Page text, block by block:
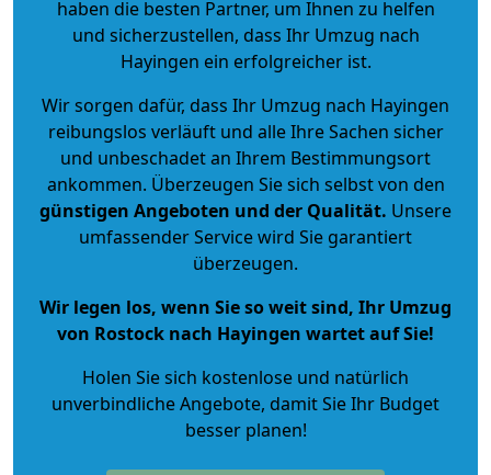
haben die besten Partner, um Ihnen zu helfen
und sicherzustellen, dass Ihr Umzug nach
Hayingen ein erfolgreicher ist.
Wir sorgen dafür, dass Ihr Umzug nach Hayingen
reibungslos verläuft und alle Ihre Sachen sicher
und unbeschadet an Ihrem Bestimmungsort
ankommen. Überzeugen Sie sich selbst von den
günstigen Angeboten und der Qualität. Unsere
umfassender Service wird Sie garantiert
überzeugen.
Wir legen los, wenn Sie so weit sind, Ihr Umzug
von Rostock nach Hayingen wartet auf Sie!
Holen Sie sich kostenlose und natürlich
unverbindliche Angebote, damit Sie Ihr Budget
besser planen!